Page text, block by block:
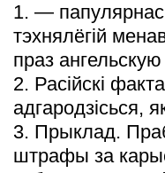
1. —
тэхнялёгій
праз
2. Расійскі
адгародзісься,
3. Прыклад.
штрафы за